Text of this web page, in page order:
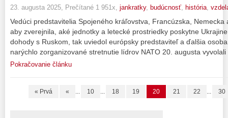
23. augusta 2025, Prečítané 1 951x, jankratky, budúcnosť, história,
Vedúci predstavitelia Spojeného kráľovstva, Francúzska,
aby zverejnila, aké jednotky a letecké prostriedky poskytne
dohody s Ruskom, tak uviedol európsky predstaviteľ a ďalšia
narýchlo zorganizované stretnutie lídrov NATO 20. augusta
Pokračovanie článku
« Prvá « ... 10 ... 18 19 20 21 22 ... 30